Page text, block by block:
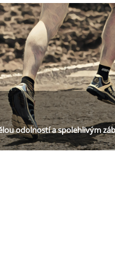
odolností a spolehlivým